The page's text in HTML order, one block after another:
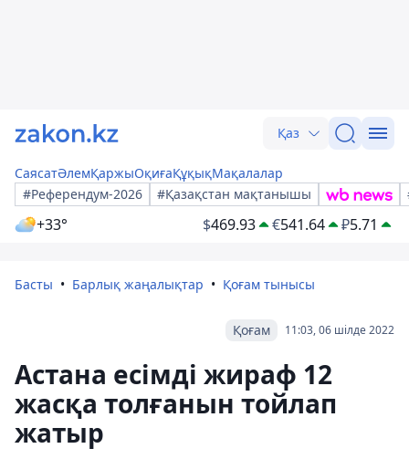
Қаз
СаясатӘлемҚаржыОқиғаҚұқықМақалалар
#Референдум-2026
#Қазақстан мақтанышы
+33° $469.93 €541.64 ₽5.71
Басты Барлық жаңалықтар Қоғам тынысы
11:03, 06 шілде 2022
Қоғам
Астана есімді жираф 12
жасқа толғанын тойлап
жатыр